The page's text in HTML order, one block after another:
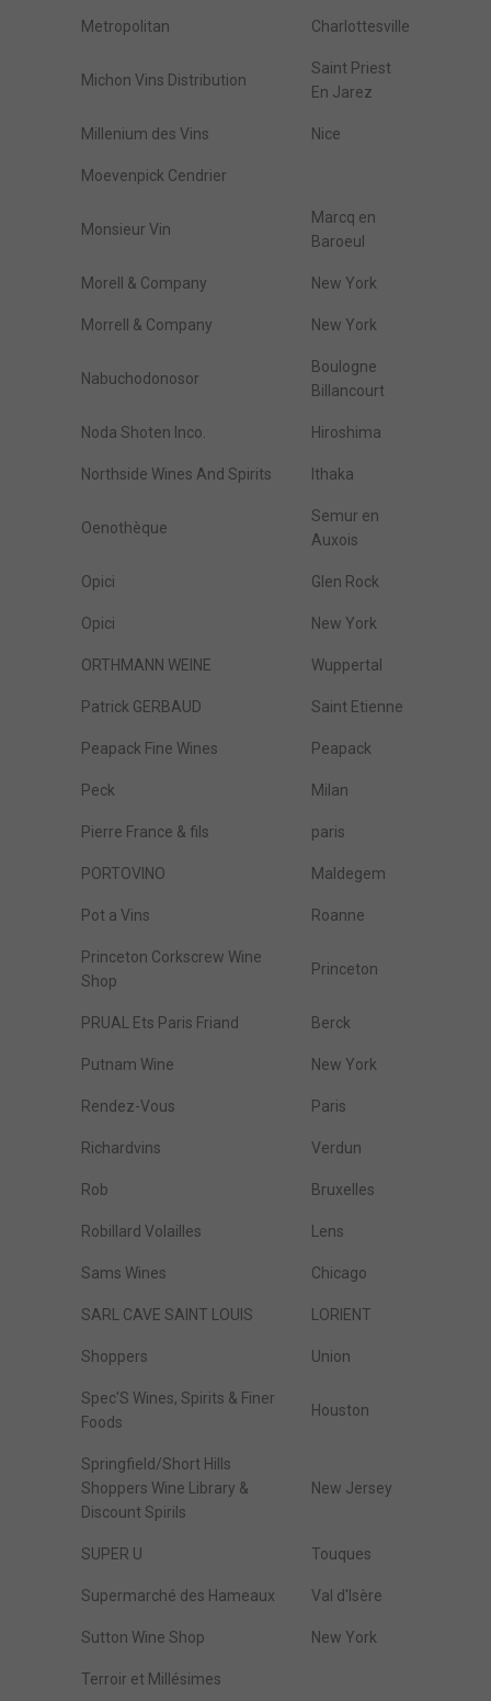
Metropolitan Charlottesville
Michon Vins Distribution
Saint Priest
En Jarez
Millenium des Vins Nice
Moevenpick Cendrier
Monsieur Vin
Marcq en
Baroeul
Morell & Company New York
Morrell & Company New York
Nabuchodonosor
Boulogne
Billancourt
Noda Shoten Inco. Hiroshima
Northside Wines And Spirits Ithaka
Oenothèque
Semur en
Auxois
Opici Glen Rock
Opici New York
ORTHMANN WEINE Wuppertal
Patrick GERBAUD Saint Etienne
Peapack Fine Wines Peapack
Peck Milan
Pierre France & fils paris
PORTOVINO Maldegem
Pot a Vins Roanne
Princeton Corkscrew Wine
Shop
Princeton
PRUAL Ets Paris Friand Berck
Putnam Wine New York
Rendez-Vous Paris
Richardvins Verdun
Rob Bruxelles
Robillard Volailles Lens
Sams Wines Chicago
SARL CAVE SAINT LOUIS LORIENT
Shoppers Union
Spec'S Wines, Spirits & Finer
Foods
Houston
Springfield/Short Hills
Shoppers Wine Library &
Discount Spirils
New Jersey
SUPER U Touques
Supermarché des Hameaux Val d'Isère
Sutton Wine Shop New York
Terroir et Millésimes